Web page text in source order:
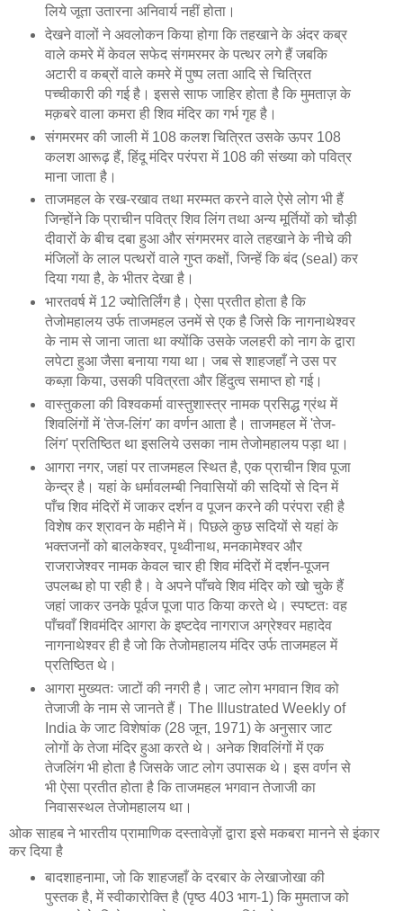
लिये जूता उतारना अनिवार्य नहीं होता।
देखने वालों ने अवलोकन किया होगा कि तहखाने के अंदर कब्र
वाले कमरे में केवल सफेद संगमरमर के पत्थर लगे हैं जबकि
अटारी व कब्रों वाले कमरे में पुष्प लता आदि से चित्रित
पच्चीकारी की गई है। इससे साफ जाहिर होता है कि मुमताज़ के
मक़बरे वाला कमरा ही शिव मंदिर का गर्भ गृह है।
संगमरमर की जाली में 108 कलश चित्रित उसके ऊपर 108
कलश आरूढ़ हैं, हिंदू मंदिर परंपरा में 108 की संख्या को पवित्र
माना जाता है।
ताजमहल के रख-रखाव तथा मरम्मत करने वाले ऐसे लोग भी हैं
जिन्होंने कि प्राचीन पवित्र शिव लिंग तथा अन्य मूर्तियों को चौड़ी
दीवारों के बीच दबा हुआ और संगमरमर वाले तहखाने के नीचे की
मंजिलों के लाल पत्थरों वाले गुप्त कक्षों, जिन्हें कि बंद (seal) कर
दिया गया है, के भीतर देखा है।
भारतवर्ष में 12 ज्योतिर्लिंग है। ऐसा प्रतीत होता है कि
तेजोमहालय उर्फ ताजमहल उनमें से एक है जिसे कि नागनाथेश्वर
के नाम से जाना जाता था क्योंकि उसके जलहरी को नाग के द्वारा
लपेटा हुआ जैसा बनाया गया था। जब से शाहजहाँ ने उस पर
कब्ज़ा किया, उसकी पवित्रता और हिंदुत्व समाप्त हो गई।
वास्तुकला की विश्वकर्मा वास्तुशास्त्र नामक प्रसिद्ध ग्रंथ में
शिवलिंगों में 'तेज-लिंग' का वर्णन आता है। ताजमहल में 'तेज-
लिंग' प्रतिष्ठित था इसलिये उसका नाम तेजोमहालय पड़ा था।
आगरा नगर, जहां पर ताजमहल स्थित है, एक प्राचीन शिव पूजा
केन्द्र है। यहां के धर्मावलम्बी निवासियों की सदियों से दिन में
पाँच शिव मंदिरों में जाकर दर्शन व पूजन करने की परंपरा रही है
विशेष कर श्रावन के महीने में। पिछले कुछ सदियों से यहां के
भक्तजनों को बालकेश्वर, पृथ्वीनाथ, मनकामेश्वर और
राजराजेश्वर नामक केवल चार ही शिव मंदिरों में दर्शन-पूजन
उपलब्ध हो पा रही है। वे अपने पाँचवे शिव मंदिर को खो चुके हैं
जहां जाकर उनके पूर्वज पूजा पाठ किया करते थे। स्पष्टतः वह
पाँचवाँ शिवमंदिर आगरा के इष्टदेव नागराज अग्रेश्वर महादेव
नागनाथेश्वर ही है जो कि तेजोमहालय मंदिर उर्फ ताजमहल में
प्रतिष्ठित थे।
आगरा मुख्यतः जाटों की नगरी है। जाट लोग भगवान शिव को
तेजाजी के नाम से जानते हैं। The Illustrated Weekly of
India के जाट विशेषांक (28 जून, 1971) के अनुसार जाट
लोगों के तेजा मंदिर हुआ करते थे। अनेक शिवलिंगों में एक
तेजलिंग भी होता है जिसके जाट लोग उपासक थे। इस वर्णन से
भी ऐसा प्रतीत होता है कि ताजमहल भगवान तेजाजी का
निवासस्थल तेजोमहालय था।
ओक साहब ने भारतीय प्रामाणिक दस्तावेज़ों द्वारा इसे मकबरा मानने से इंकार
कर दिया है
बादशाहनामा, जो कि शाहजहाँ के दरबार के लेखाजोखा की
पुस्तक है, में स्वीकारोक्ति है (पृष्ठ 403 भाग-1) कि मुमताज को